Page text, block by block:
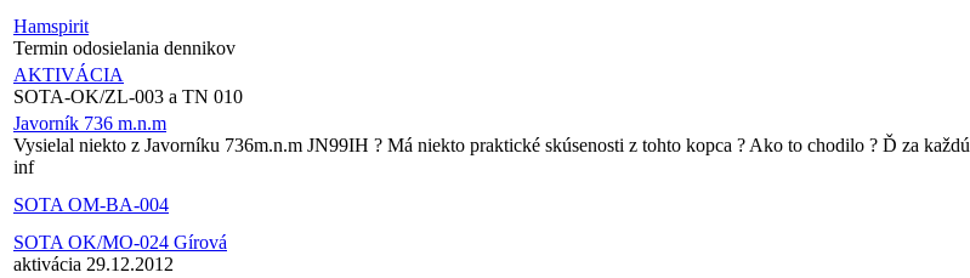
Hamspirit
Termin odosielania dennikov
AKTIVÁCIA
SOTA-OK/ZL-003 a TN 010
Javorník 736 m.n.m
Vysielal niekto z Javorníku 736m.n.m JN99IH ? Má niekto praktické skúsenosti z tohto kopca ? Ako to chodilo ? Ď za každú
inf
SOTA OM-BA-004
SOTA OK/MO-024 Gírová
aktivácia 29.12.2012